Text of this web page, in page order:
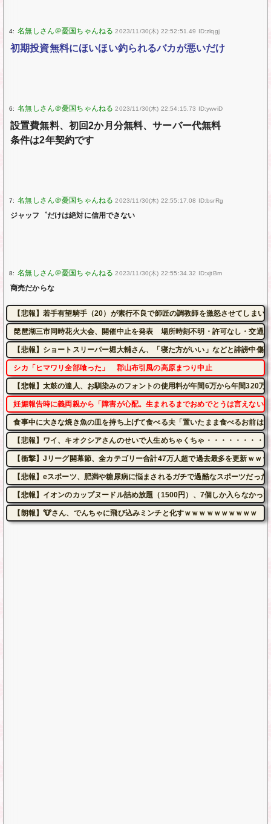
4: 2023/11/30(木) 22:52:51.49 ID:zlqgj
初期投資無料にほいほい釣られるバカが悪いだけ
6: 2023/11/30(木) 22:54:15.73 ID:ywviD
設置費無料、初回2か月分無料、サーバー代無料
条件は2年契約です
7: 2023/11/30(木) 22:55:17.08 ID:bsrRg
ジャッフ゜だけは絶対に信用できない
8: 2023/11/30(木) 22:55:34.32 ID:xjtBm
商売だからな
【悲報】若手有望騎手（20）が素行不良で師匠の調教師を激怒させてしまい
琵琶湖三市同時花火大会、開催中止を発表 場所時刻不明・許可なし・交通
【悲報】ショートスリーパー堀大輔さん、「寝た方がいい」などと誹謗中傷
シカ「ヒマワリ全部喰った」 郡山布引風の高原まつり中止
【悲報】太鼓の達人、お馴染みのフォントの使用料が年間6万から年間320万
妊娠報告時に義両親から「障害が心配。生まれるまでおめでとうは言えない
食事中に大きな焼き魚の皿を持ち上げて食べる夫「置いたまま食べるお前
【悲報】ワイ、キオクシアさんのせいで人生めちゃくちゃ・・・・・・・・・
【衝撃】Jリーグ開幕節、全カテゴリー合計47万人超で過去最多を更新ｗｗ
【悲報】eスポーツ、肥満や糖尿病に悩まされるガチで過酷なスポーツだっ
【悲報】イオンのカップヌードル詰め放題（1500円）、7個しか入らなかっ
【朗報】🐮さん、でんちゃに飛び込みミンチと化すｗｗｗｗｗｗｗｗｗｗ